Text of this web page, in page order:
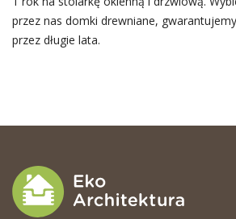
przez nas domki drewniane,
przez długie lata.